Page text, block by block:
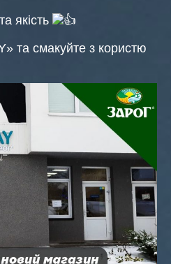
якість
та смакуйте з користю